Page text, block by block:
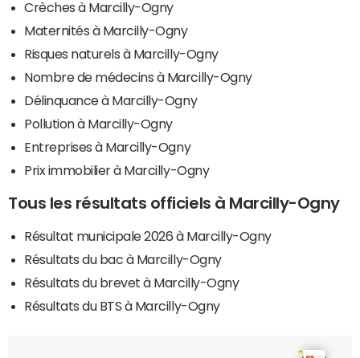
Crèches à Marcilly-Ogny
Maternités à Marcilly-Ogny
Risques naturels à Marcilly-Ogny
Nombre de médecins à Marcilly-Ogny
Délinquance à Marcilly-Ogny
Pollution à Marcilly-Ogny
Entreprises à Marcilly-Ogny
Prix immobilier à Marcilly-Ogny
Tous les résultats officiels à Marcilly-Ogny
Résultat municipale 2026 à Marcilly-Ogny
Résultats du bac à Marcilly-Ogny
Résultats du brevet à Marcilly-Ogny
Résultats du BTS à Marcilly-Ogny